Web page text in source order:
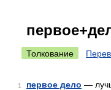
Толкование
1 первое дело —